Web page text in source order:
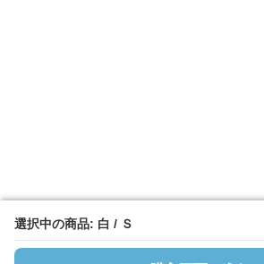
選択中の商品: 白 / Ｓ
選択中の商品: 白 / Ｓ